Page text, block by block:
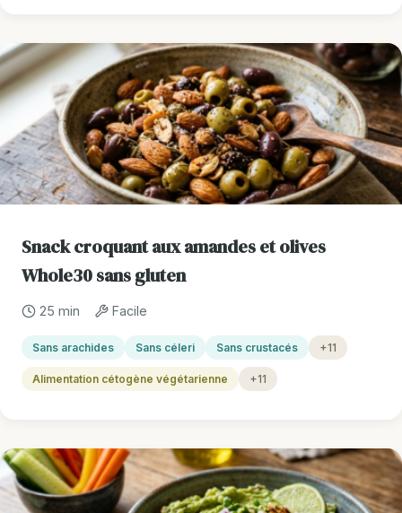
Snack croquant aux amandes et olives
Whole30 sans gluten
25 min Facile
Sans arachides Sans céleri Sans crustacés +11
Alimentation cétogène végétarienne +11